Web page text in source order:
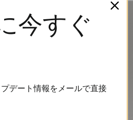
今すぐ
デート情報をメールで直接